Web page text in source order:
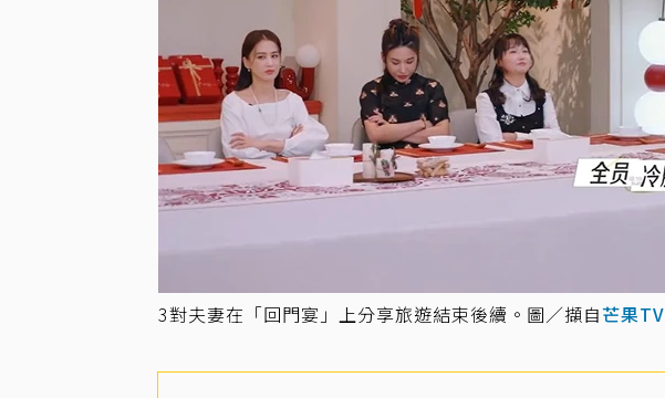
3對夫妻在「回門宴」上分享旅遊結束後續。圖／擷自芒果TV